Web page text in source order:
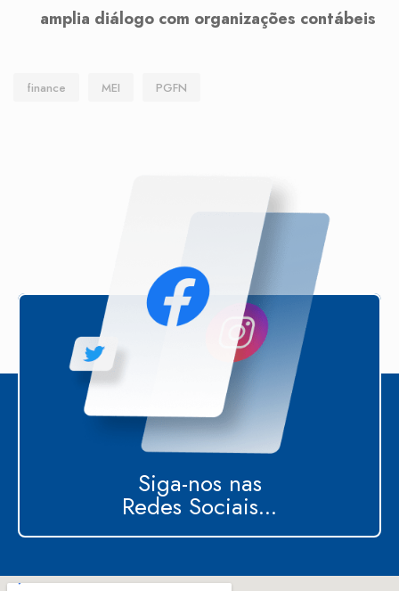
amplia diálogo com organizações contábeis
finance MEI PGFN
Siga-nos nas
Redes Sociais...